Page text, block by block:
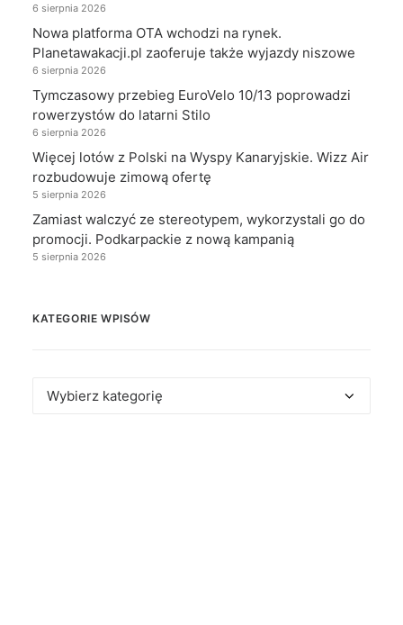
6 sierpnia 2026
Nowa platforma OTA wchodzi na rynek.
Planetawakacji.pl zaoferuje także wyjazdy niszowe
6 sierpnia 2026
Tymczasowy przebieg EuroVelo 10/13 poprowadzi
rowerzystów do latarni Stilo
6 sierpnia 2026
Więcej lotów z Polski na Wyspy Kanaryjskie. Wizz Air
rozbudowuje zimową ofertę
5 sierpnia 2026
Zamiast walczyć ze stereotypem, wykorzystali go do
promocji. Podkarpackie z nową kampanią
5 sierpnia 2026
KATEGORIE WPISÓW
Kategorie